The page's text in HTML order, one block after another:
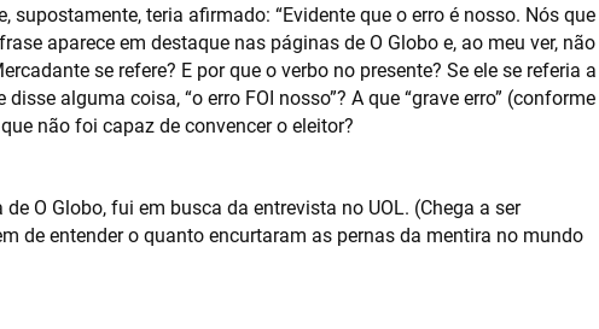
supostamente, teria afirmado: “Evidente que o erro é nosso. Nós que
aparece em destaque nas páginas de O Globo e, ao meu ver, não
se refere? E por que o verbo no presente? Se ele se referia a
alguma coisa, “o erro FOI nosso”? A que “grave erro” (conforme
não foi capaz de convencer o eleitor?
O Globo, fui em busca da entrevista no UOL. (Chega a ser
de entender o quanto encurtaram as pernas da mentira no mundo